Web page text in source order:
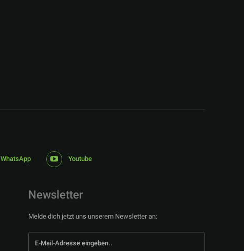
WhatsApp Youtube
Newsletter
Melde dich jetzt uns unserem Newsletter an: